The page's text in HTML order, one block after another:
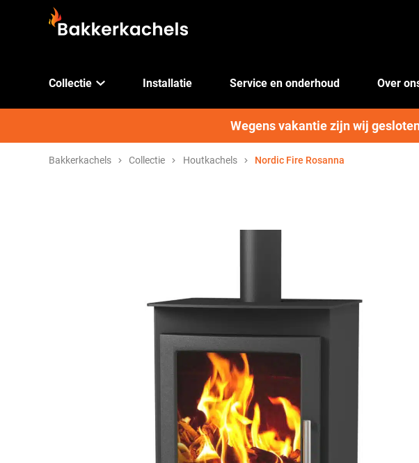
Collectie Installatie Service en onderhoud Over
Wegens vakantie zijn wij
Bakkerkachels Collectie Houtkachels Nordic Fire Rosanna